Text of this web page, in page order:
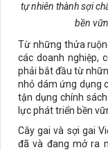
tự nhiên thành sợi
bền
Từ những thửa
các doanh nghiệp,
phải bắt đầu từ
nhỏ dám ứng dụng
tận dụng chính
lực phát triển bền
Cây gai và sợi gai
đã và đang mở ra